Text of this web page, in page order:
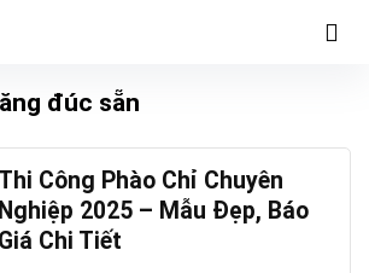
đúc sẵn
Thi Công Phào Chỉ Chuyên
Nghiệp 2025 – Mẫu Đẹp, Báo
Giá Chi Tiết